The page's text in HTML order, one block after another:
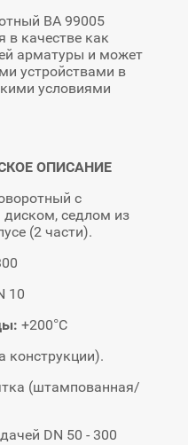
ВА 99005
в качестве как
арматуры и может
устройствами в
условиями
ОПИСАНИЕ
с
седлом из
(2 части).
10
+200°С
конструкции).
(штампованная/
DN 50 - 300